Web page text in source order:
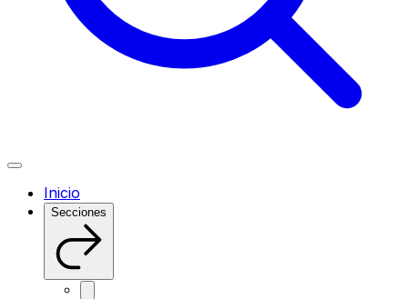
Inicio
Secciones